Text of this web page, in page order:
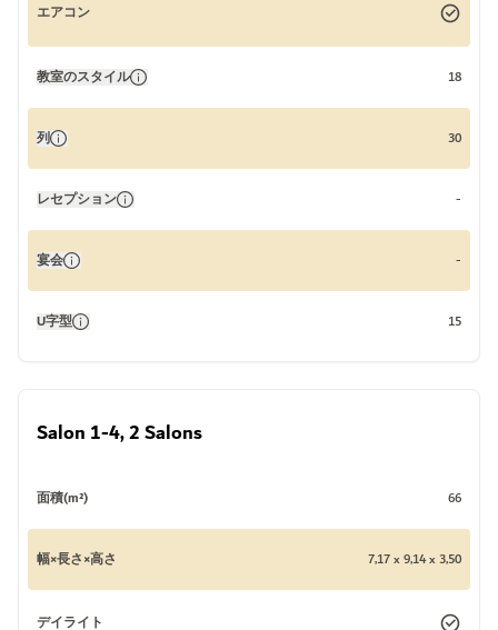
エアコン
教室のスタイル 18
列 30
レセプション -
宴会 -
U字型 15
Salon 1-4, 2 Salons
面積(m²) 66
幅×長さ×高さ 7,17 x 9,14 x 3,50
デイライト